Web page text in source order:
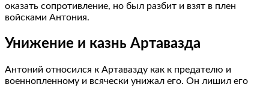
оказать сопротивление, но был разбит и взят в плен
войсками Антония.
Унижение и казнь Артавазда
Антоний относился к Артавазду как к предателю и
военнопленному и всячески унижал его. Он лишил его